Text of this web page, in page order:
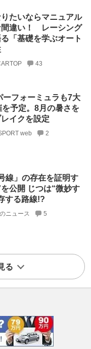
たいならマニュアル
違い！ レーシング
「基礎を学ぶオート
43
ーフォーミュラも7大
予定。8月の暑さを
イクを設定
web 2
線」の存在を証明す
公開 じつは“微妙す
する路線!?
ニュース 5
る